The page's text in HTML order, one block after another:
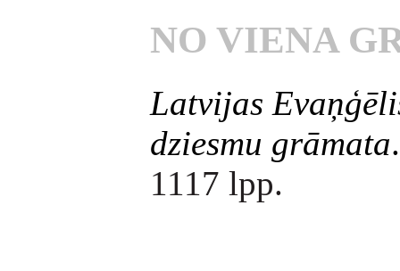
NO VIENA
Latvijas
dziesmu grāmata
1117 lpp.